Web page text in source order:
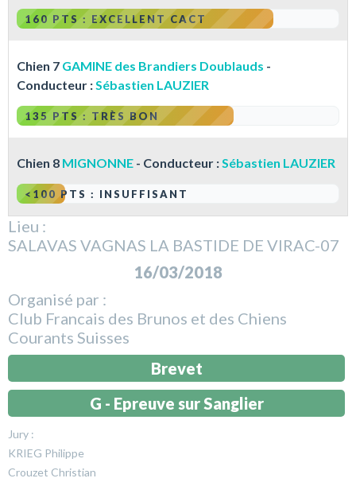
160 PTS : EXCELLENT CACT
Chien 7 GAMINE des Brandiers Doublauds -
Conducteur :Sébastien LAUZIER
135 PTS : TRÈS BON
Chien 8 MIGNONNE - Conducteur :Sébastien LAUZIER
<100 PTS : INSUFFISANT
Lieu :
SALAVAS VAGNAS LA BASTIDE DE VIRAC-07
16/03/2018
Organisé par :
Club Francais des Brunos et des Chiens
Courants Suisses
Brevet
G - Epreuve sur Sanglier
Jury :
KRIEG Philippe
Crouzet Christian